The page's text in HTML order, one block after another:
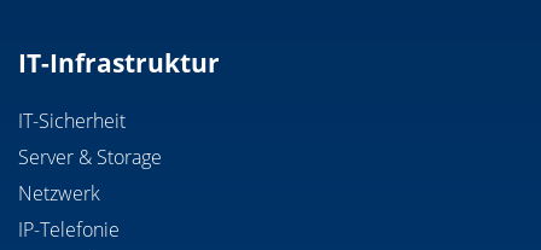
IT-Infrastruktur
IT-Sicherheit
Server & Storage
Netzwerk
IP-Telefonie